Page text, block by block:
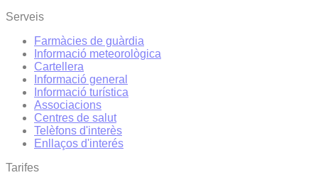
Serveis
Farmàcies de guàrdia
Informació meteorològica
Cartellera
Informació general
Informació turística
Associacions
Centres de salut
Telèfons d'interès
Enllaços d'interés
Tarifes